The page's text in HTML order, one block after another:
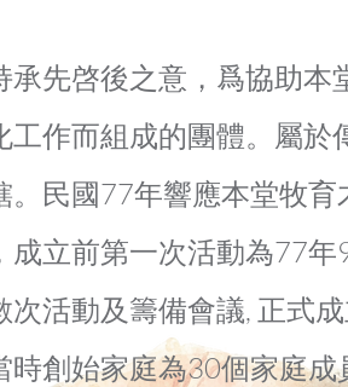
承先啓後之意，爲協助
作而組成的團體。屬於
。民國77年響應本堂牧
成立前第一次活動為77
次活動及籌備會議, 正式
時創始家庭為30個家庭成